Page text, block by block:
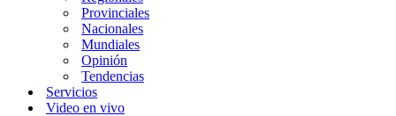
Provinciales
Nacionales
Mundiales
Opinión
Tendencias
Servicios
Video en vivo